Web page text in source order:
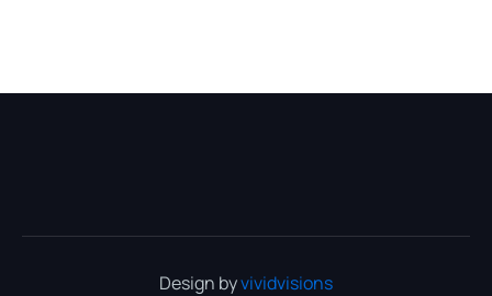
Design byvividvisions